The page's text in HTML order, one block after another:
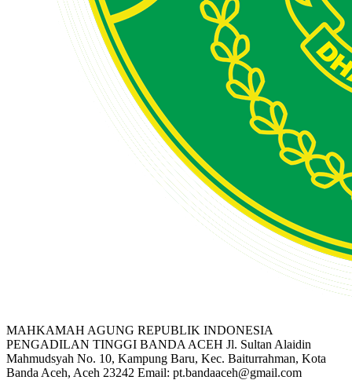
MAHKAMAH AGUNG REPUBLIK INDONESIA
PENGADILAN TINGGI BANDA ACEH Jl. Sultan Alaidin
Mahmudsyah No. 10, Kampung Baru, Kec. Baiturrahman, Kota
Banda Aceh, Aceh 23242 Email: pt.bandaaceh@gmail.com